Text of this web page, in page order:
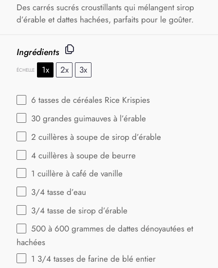
Des carrés sucrés croustillants qui mélangent sirop
d’érable et dattes hachées, parfaits pour le goûter.
Ingrédients
ÉCHELLE 1x 2x 3x
6 tasses de céréales Rice Krispies
30 grandes guimauves à l’érable
2 cuillères à soupe de sirop d’érable
4 cuillères à soupe de beurre
1 cuillère à café de vanille
3/4 tasse d’eau
3/4 tasse de sirop d’érable
500 à 600 grammes de dattes dénoyautées et
hachées
1 3/4 tasses de farine de blé entier